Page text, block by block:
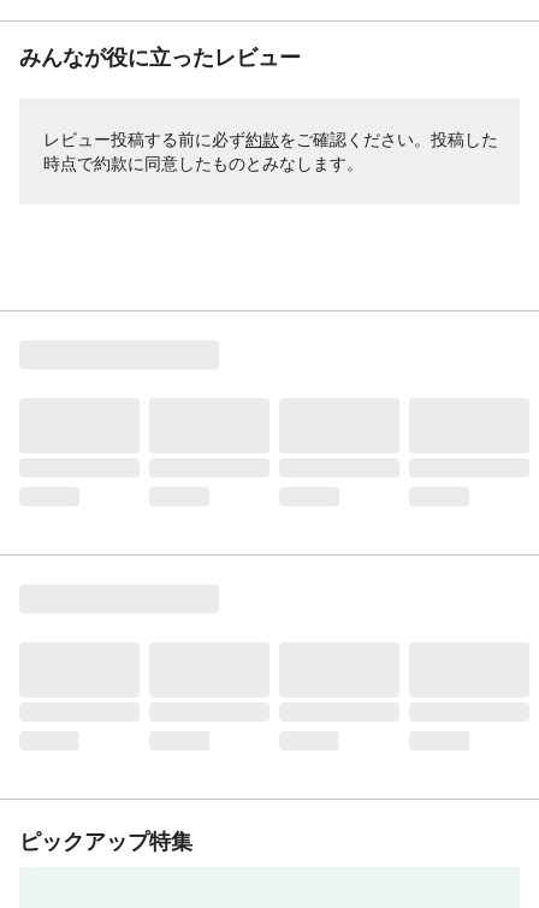
みんなが役に立ったレビュー
レビュー投稿する前に必ず約款をご確認ください。投稿した
時点で約款に同意したものとみなします。
ピックアップ特集